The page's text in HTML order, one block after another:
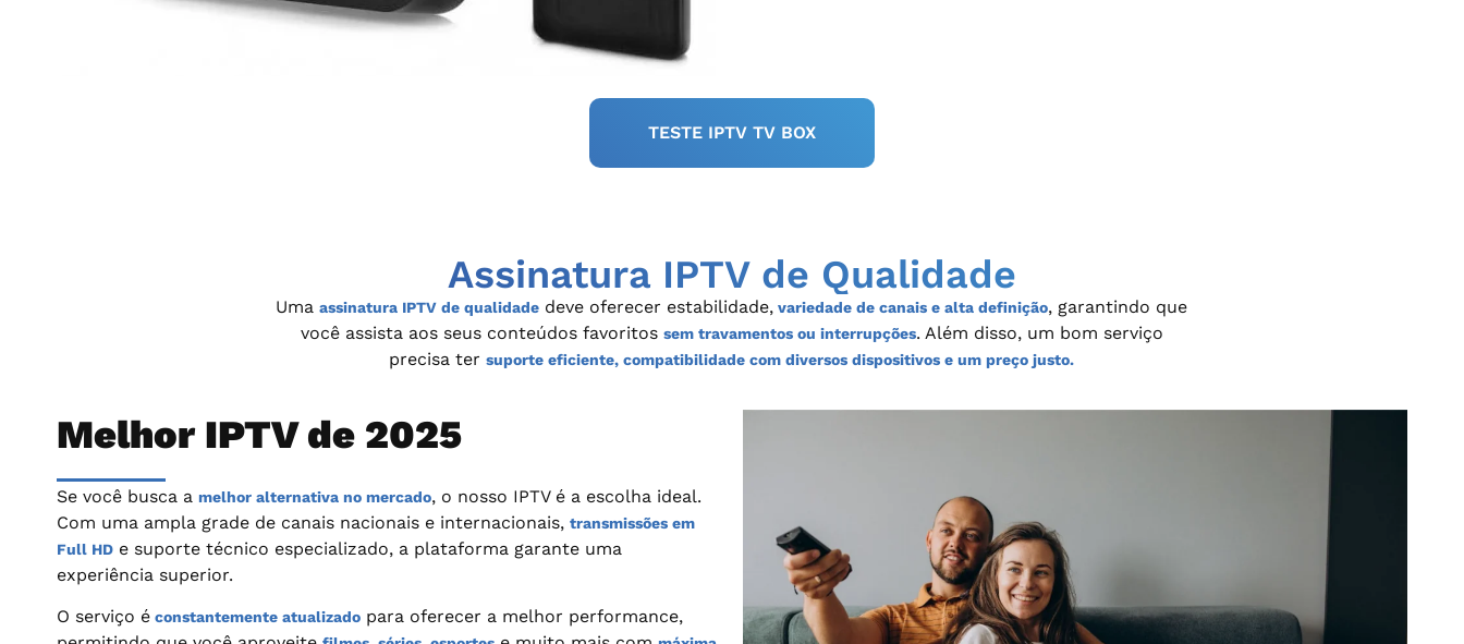
TESTE IPTV TV BOX
Assinatura IPTV de Qualidade
Umaassinatura IPTV de qualidade deve oferecer estabilidade, variedade de canais e alta definição, garantindo que
você assista aos seus conteúdos favoritos sem travamentos ou interrupções. Além disso, um bom serviço
precisa tersuporte eficiente, compatibilidade com diversos dispositivos e um preço justo.
Melhor IPTV de 2025
Se você busca a melhor alternativa no mercado, o nosso IPTV é a escolha ideal.
Com uma ampla grade de canais nacionais e internacionais, transmissões em
Full HD e suporte técnico especializado, a plataforma garante uma
experiência superior.
O serviço é constantemente atualizado para oferecer a melhor performance,